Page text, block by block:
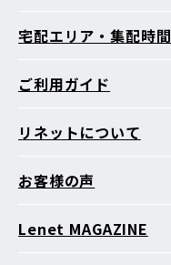
宅配エリア・集配時間
ご利用ガイド
リネットについて
お客様の声
Lenet MAGAZINE